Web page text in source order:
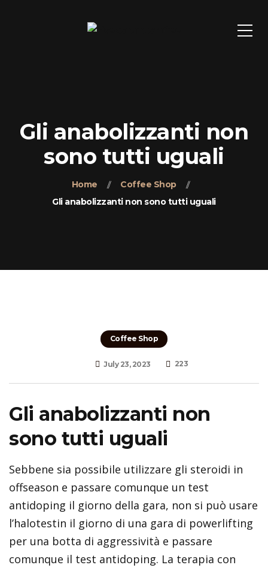
Gli anabolizzanti non
sono tutti uguali
Home
Coffee Shop
Gli anabolizzanti non sono tutti uguali
Coffee Shop
July 23, 2023 223
Gli anabolizzanti non
sono tutti uguali
Sebbene sia possibile utilizzare gli steroidi in
offseason e passare comunque un test
antidoping il giorno della gara, non si può usare
l’halotestin il giorno di una gara di powerlifting
per una botta di aggressività e passare
comunque il test antidoping. La terapia con